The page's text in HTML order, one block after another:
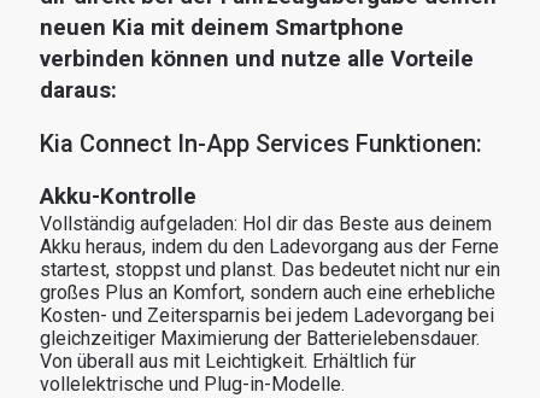
neuen Kia mit deinem Smartphone
verbinden können und nutze alle Vorteile
daraus:
Kia Connect In-App Services Funktionen:
Akku-Kontrolle
Vollständig aufgeladen: Hol dir das Beste aus deinem
Akku heraus, indem du den Ladevorgang aus der Ferne
startest, stoppst und planst. Das bedeutet nicht nur ein
großes Plus an Komfort, sondern auch eine erhebliche
Kosten- und Zeitersparnis bei jedem Ladevorgang bei
gleichzeitiger Maximierung der Batterielebensdauer.
Von überall aus mit Leichtigkeit. Erhältlich für
vollelektrische und Plug-in-Modelle.